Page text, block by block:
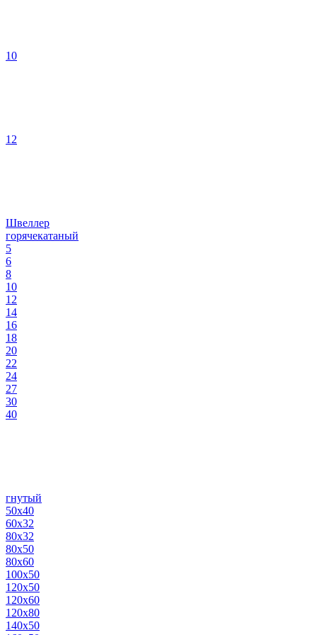
10
12
Швеллер
горячекатаный
5
6
8
10
12
14
16
18
20
22
24
27
30
40
гнутый
50х40
60х32
80х32
80х50
80х60
100х50
120х50
120х60
120х80
140х50